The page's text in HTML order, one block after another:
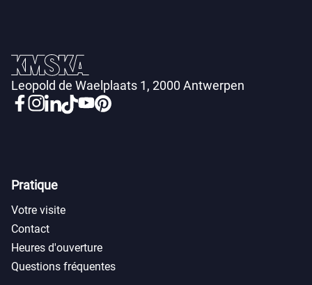
Leopold de Waelplaats 1, 2000 Antwerpen
Pratique
Votre visite
Contact
Heures d'ouverture
Questions fréquentes